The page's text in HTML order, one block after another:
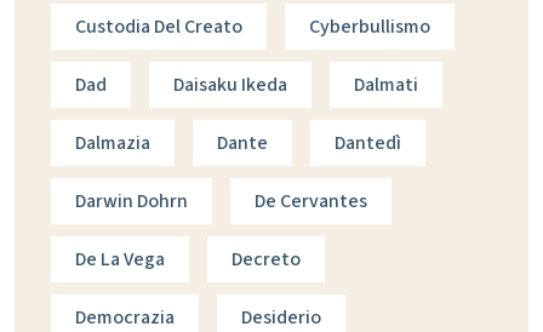
Custodia Del Creato Cyberbullismo
Dad Daisaku Ikeda Dalmati
Dalmazia Dante Dantedì
Darwin Dohrn De Cervantes
De La Vega Decreto
Democrazia Desiderio